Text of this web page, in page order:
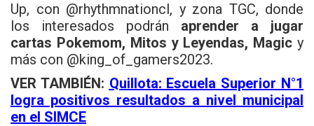
Up, con @rhythmnationcl, y zona TGC, donde
los interesados podrán aprender a jugar
cartas Pokemom, Mitos y Leyendas, Magic y
más con @king_of_gamers2023.
VER TAMBIÉN: Quillota: Escuela Superior N°1
logra positivos resultados a nivel municipal
en el SIMCE